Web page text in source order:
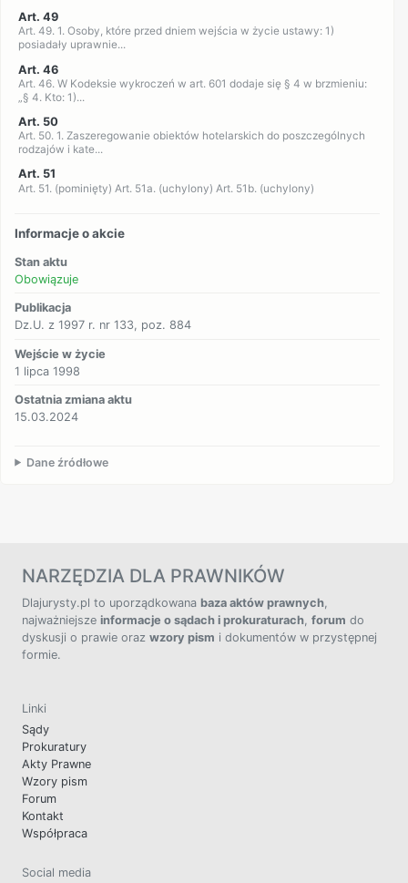
Art. 49
Art. 49. 1. Osoby, które przed dniem wejścia w życie ustawy: 1)
posiadały uprawnie...
Art. 46
Art. 46. W Kodeksie wykroczeń w art. 601 dodaje się § 4 w brzmieniu:
„§ 4. Kto: 1)...
Art. 50
Art. 50. 1. Zaszeregowanie obiektów hotelarskich do poszczególnych
rodzajów i kate...
Art. 51
Art. 51. (pominięty) Art. 51a. (uchylony) Art. 51b. (uchylony)
Informacje o akcie
Stan aktu
Obowiązuje
Publikacja
Dz.U. z 1997 r. nr 133, poz. 884
Wejście w życie
1 lipca 1998
Ostatnia zmiana aktu
15.03.2024
Dane źródłowe
NARZĘDZIA DLA PRAWNIKÓW
Dlajurysty.pl to uporządkowana baza aktów prawnych,
najważniejsze informacje o sądach i prokuraturach, forum do
dyskusji o prawie oraz wzory pism i dokumentów w przystępnej
formie.
Linki
Sądy
Prokuratury
Akty Prawne
Wzory pism
Forum
Kontakt
Współpraca
Social media